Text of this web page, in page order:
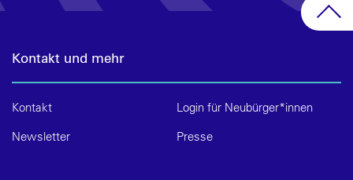
Kontakt und mehr
Kontakt
Login für Neubürger*innen
Newsletter
Presse